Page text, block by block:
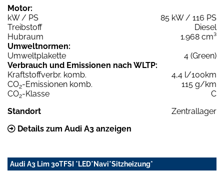
Motor:
kW / PS
85 kW / 116 PS
Treibstoff
Diesel
Hubraum
1.968 cm³
Umweltnormen:
Umweltplakette
4 (Green)
Verbrauch und Emissionen nach WLTP:
Kraftstoffverbr. komb.
4,4 l/100km
CO2-Emissionen komb.
115 g/km
CO2-Klasse
C
Standort
Zentrallager
Details zum Audi A3 anzeigen
Audi A3 Lim 30TFSI *LED*Navi*Sitzheizung*